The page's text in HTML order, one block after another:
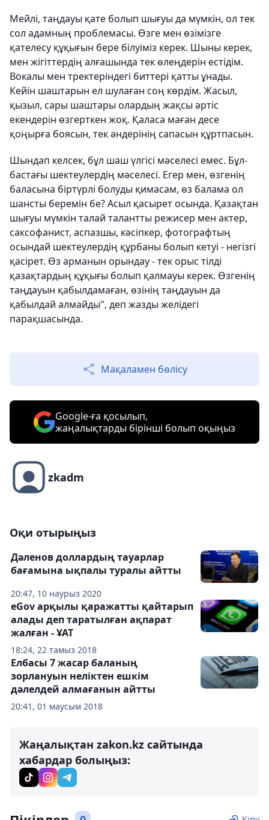
Мейлі, таңдауы қате болып шығуы да мүмкін, ол тек
сол адамның проблемасы. Өзге мен өзімізге
қателесу құқығын бере білуіміз керек. Шыны керек,
мен жігіттердің алғашында тек өлеңдерін естідім.
Вокалы мен тректеріндегі биттері қатты ұнады.
Кейін шаштарын ел шулаған соң көрдім. Жасыл,
қызыл, сары шаштары олардың жақсы әртіс
екендерін өзгерткен жоқ. Қаласа маған десе
қоңырға боясын, тек әндерінің сапасын құртпасын.
Шындап келсек, бұл шаш үлгісі мәселесі емес. Бұл-
бастағы шектеулердің мәселесі. Егер мен, өзгенің
баласына біртүрлі болуды қимасам, өз балама ол
шансты беремін бе? Асыл қасырет осында. Қазақтан
шығуы мүмкін талай талантты режисер мен актер,
саксофанист, аспазшы, кәсіпкер, фотографтың
осындай шектеулердің құрбаны болып кетуі - негізгі
қасірет. Өз арманын орындау - тек орыс тілді
қазақтардың құқығы болып қалмауы керек. Өзгенің
таңдауын қабылдамаған, өзінің таңдауын да
қабылдай алмайды", деп жазды желідегі
парақшасында.
Мақаламен бөлісу
Google-ға қосылып,
жаңалықтарды бірінші болып оқыңыз
zkadm
Оқи отырыңыз
20:47, 10 наурыз 2020
Дәленов доллардың тауарлар
бағамына ықпалы туралы айтты
18:24, 22 тамыз 2018
eGov арқылы қаражатты қайтарып
алады деп таратылған ақпарат
жалған - ҰАТ
20:41, 01 маусым 2018
Елбасы 7 жасар баланың
зорлануын неліктен ешкім
дәлелдей алмағанын айтты
Жаңалықтан zakon.kz сайтында
хабардар болыңыз: